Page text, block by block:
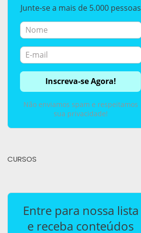
Junte-se a mais de 5.000 pessoas
Não enviamos spam e respeitamos
sua privacidade!
CURSOS
Entre para nossa lista
e receba conteúdos